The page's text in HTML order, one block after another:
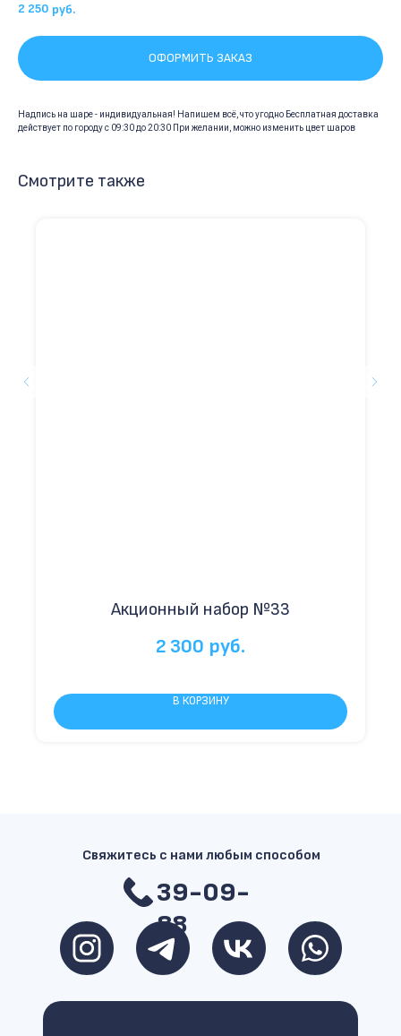
2 250 руб.
ОФОРМИТЬ ЗАКАЗ
Надпись на шаре - индивидуальная! Напишем всё, что угодно Бесплатная доставка
действует по городу с 09:30 до 20:30 При желании, можно изменить цвет шаров
Смотрите также
Акционный набор №33
2 300 руб.
В КОРЗИНУ
39-09-
88
Свяжитесь с нами любым способом